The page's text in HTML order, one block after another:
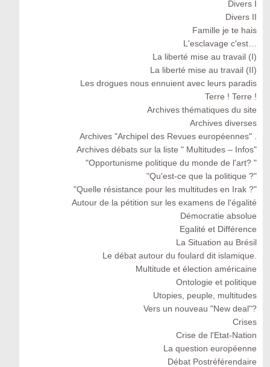
Divers I
Divers II
Famille je te hais
L'esclavage c'est…
La liberté mise au travail (I)
La liberté mise au travail (II)
Les drogues nous ennuient avec leurs paradis
Terre ! Terre !
Archives thématiques du site
Archives diverses
Archives "Archipel des Revues européennes" .
Archives débats sur la liste " Multitudes – Infos"
"Opportunisme politique du monde de l'art? "
"Qu'est-ce que la politique ?"
"Quelle résistance pour les multitudes en Irak ?"
Autour de la pétition sur les examens de l'égalité
Démocratie absolue
Egalité et Différence
La Situation au Brésil
Le débat autour du foulard dit islamique.
Multitude et élection américaine
Ontologie et politique
Utopies, peuple, multitudes
Vers un nouveau "New deal"?
Crises
Crise de l'Etat-Nation
La question européenne
Débat Postréférendaire